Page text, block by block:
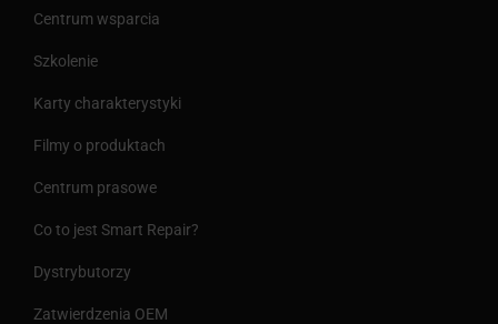
Centrum wsparcia
Szkolenie
Karty charakterystyki
Filmy o produktach
Centrum prasowe
Co to jest Smart Repair?
Dystrybutorzy
Zatwierdzenia OEM